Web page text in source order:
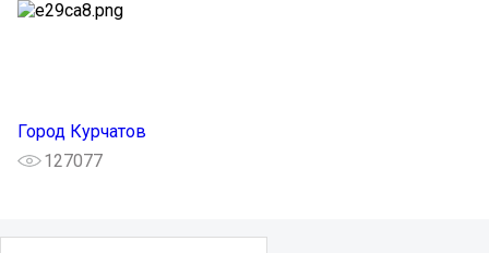
Город Курчатов
127077